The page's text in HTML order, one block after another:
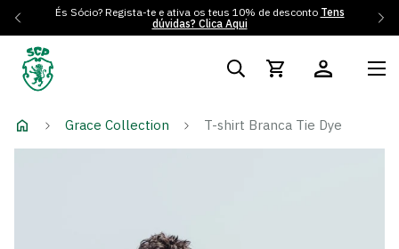
És Sócio? Regista-te e ativa os teus 10% de desconto Tens
dúvidas? Clica Aqui
Grace Collection T-shirt Branca Tie Dye